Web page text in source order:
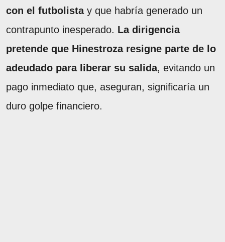
con el futbolistay que habría generado un
contrapunto inesperado. La dirigencia
pretende que Hinestroza resigne parte de lo
adeudado para liberar su salida, evitando un
pago inmediato que, aseguran, significaría un
duro golpe financiero.